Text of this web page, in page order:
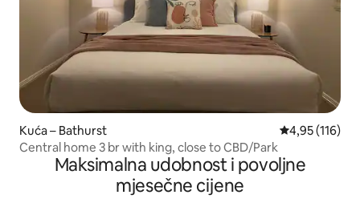
Kuća – Bathurst Prosječna
4,95 (116)
Central home 3 br with king, close to CBD/Park
Maksimalna udobnost i povoljne
mjesečne cijene